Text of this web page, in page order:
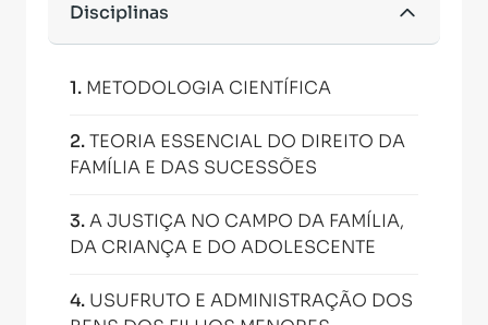
Disciplinas
1. METODOLOGIA CIENTÍFICA
2.TEORIA ESSENCIAL DO DIREITO DA
FAMÍLIA E DAS SUCESSÕES
3.A JUSTIÇA NO CAMPO DA FAMÍLIA,
DA CRIANÇA E DO ADOLESCENTE
4. USUFRUTO E ADMINISTRAÇÃO DOS